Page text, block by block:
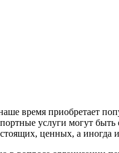
время приобретает
услуги могут
ценных, а